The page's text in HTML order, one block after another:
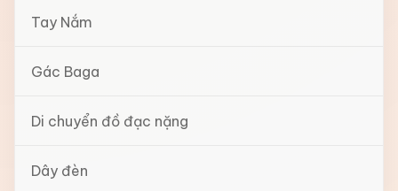
Tay Nắm
Gác Baga
Di chuyển đồ đạc nặng
Dây đèn